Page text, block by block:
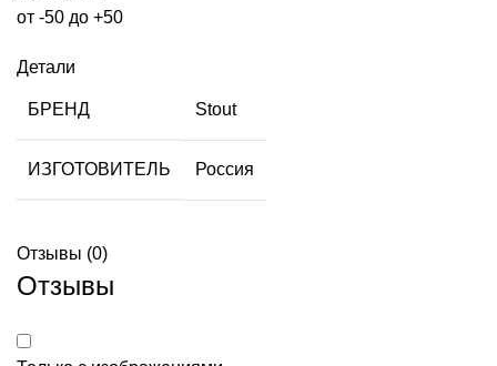
от -50 до +50
Детали
БРЕНД Stout
ИЗГОТОВИТЕЛЬ Россия
Отзывы (0)
Отзывы